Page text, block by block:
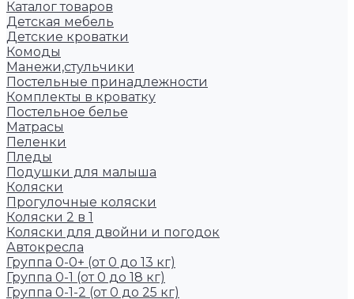
Каталог товаров
Детская мебель
Детские кроватки
Комоды
Манежи,стульчики
Постельные принадлежности
Комплекты в кроватку
Постельное белье
Матрасы
Пеленки
Пледы
Подушки для малыша
Коляски
Прогулочные коляски
Коляски 2 в 1
Коляски для двойни и погодок
Автокресла
Группа 0-0+ (от 0 до 13 кг)
Группа 0-1 (от 0 до 18 кг)
Группа 0-1-2 (от 0 до 25 кг)